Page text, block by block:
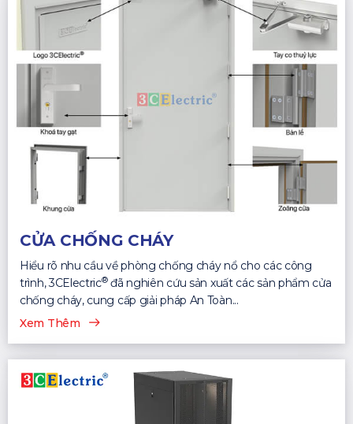
CỬA CHỐNG CHÁY
Hiểu rõ nhu cầu về phòng chống cháy nổ cho các công
trình, 3CElectric®đã nghiên cứu sản xuất các sản phẩm cửa
chống cháy, cung cấp giải pháp An Toàn...
Xem Thêm